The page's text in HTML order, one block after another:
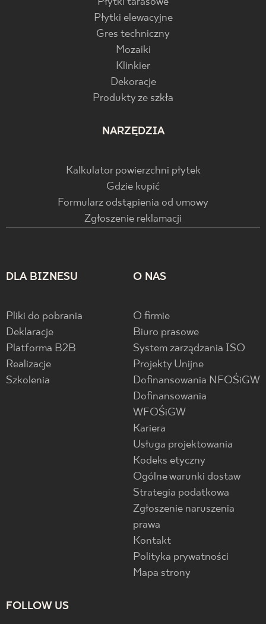
Płytki elewacyjne
Gres techniczny
Mozaiki
Klinkier
Dekoracje
Produkty ze szkła
NARZĘDZIA
Kalkulator powierzchni płytek
Gdzie kupić
Formularz odstąpienia od umowy
Zgłoszenie reklamacji
DLA BIZNESU
Pliki do pobrania
Deklaracje
Platforma B2B
Realizacje
Szkolenia
O NAS
O firmie
Biuro prasowe
System zarządzania ISO
Projekty Unijne
Dofinansowania NFOŚiGW
Dofinansowania
WFOŚiGW
Kariera
Usługa projektowania
Kodeks etyczny
Ogólne warunki dostaw
Strategia podatkowa
Zgłoszenie naruszenia
prawa
Kontakt
Polityka prywatności
Mapa strony
FOLLOW US